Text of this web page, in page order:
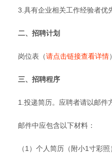
3.具有企业相关工作经验者优
二、招聘计划
岗位表（请点击链接查看详情）
三、招聘程序
1.投递简历。应聘者请以邮件
邮件中应包含以下材料：
（1）个人简历（附小1寸彩照